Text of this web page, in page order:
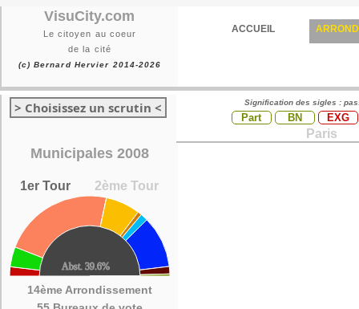
VisuCity.com
Le citoyen au coeur
de la cité
(c) Bernard Hervier 2014-2026
ACCUEIL
> Choisissez un scrutin <
Municipales 2008
1er Tour 2ème Tour
14ème Arrondissement
Signification des sigles :
Part BN EXG
Paris